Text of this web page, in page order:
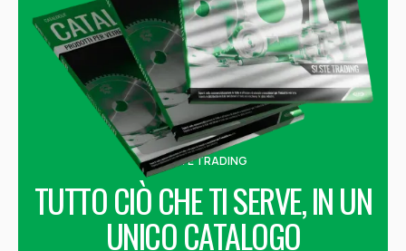
SI.STE TRADING
TUTTO CIÒ CHE TI SERVE, IN UN
UNICO CATALOGO